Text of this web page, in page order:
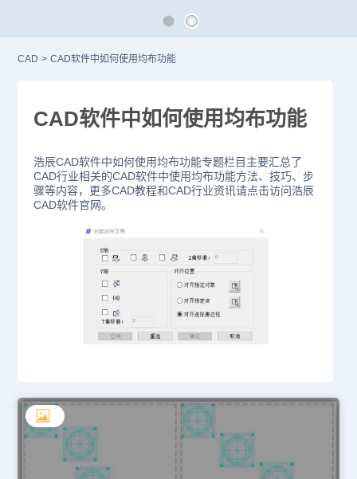
CAD > CAD软件中如何使用均布功能
CAD软件中如何使用均布功能
浩辰CAD软件中如何使用均布功能专题栏目主要汇总了
CAD行业相关的CAD软件中使用均布功能方法、技巧、步
骤等内容，更多CAD教程和CAD行业资讯请点击访问浩辰
CAD软件官网。